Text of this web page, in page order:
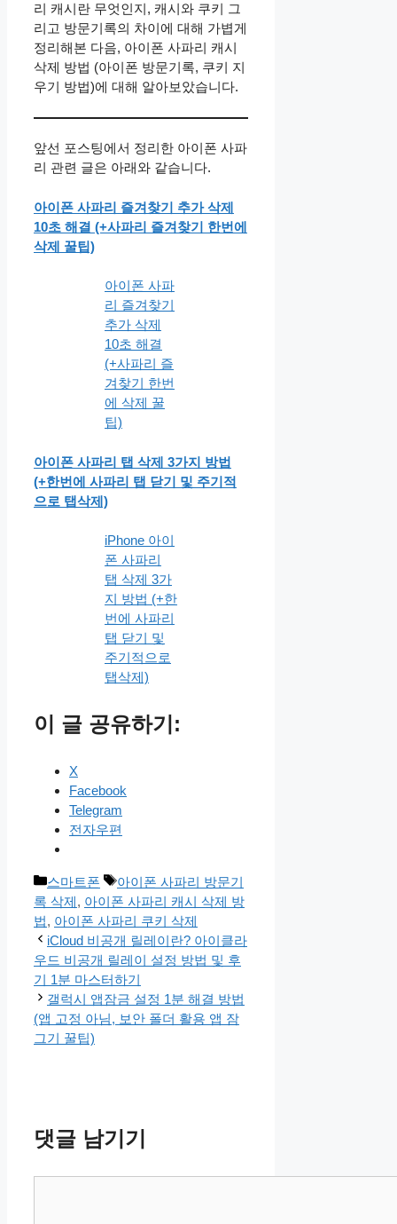
리 캐시란 무엇인지, 캐시와 쿠키 그
리고 방문기록의 차이에 대해 가볍게
정리해본 다음, 아이폰 사파리 캐시
삭제 방법 (아이폰 방문기록, 쿠키 지
우기 방법)에 대해 알아보았습니다.
앞선 포스팅에서 정리한 아이폰 사파
리 관련 글은 아래와 같습니다.
아이폰 사파리 즐겨찾기 추가 삭제
10초 해결 (+사파리 즐겨찾기 한번에
삭제 꿀팁)
아이폰 사파
리 즐겨찾기
추가 삭제
10초 해결
(+사파리 즐
겨찾기 한번
에 삭제 꿀
팁)
아이폰 사파리 탭 삭제 3가지 방법
(+한번에 사파리 탭 닫기 및 주기적
으로 탭삭제)
iPhone 아이
폰 사파리
탭 삭제 3가
지 방법 (+한
번에 사파리
탭 닫기 및
주기적으로
탭삭제)
이 글 공유하기:
X
Facebook
Telegram
전자우편
카
테
고
리
스마트폰
태
그
아이폰 사파리 방문기
록 삭제, 아이폰 사파리 캐시 삭제 방
법, 아이폰 사파리 쿠키 삭제
iCloud 비공개 릴레이란? 아이클라
우드 비공개 릴레이 설정 방법 및 후
기 1분 마스터하기
갤럭시 앱잠금 설정 1분 해결 방법
(앱 고정 아님, 보안 폴더 활용 앱 잠
그기 꿀팁)
댓글 남기기